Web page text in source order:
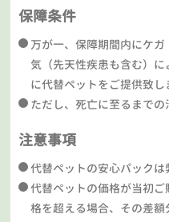
保障条件
万が一、保障期間内にケ
気（先天性疾患も含む）
に代替ペットをご提供致し
ただし、死亡に至るまでの
注意事項
代替ペットの安心パックは
代替ペットの価格が当初
格を超える場合、その差